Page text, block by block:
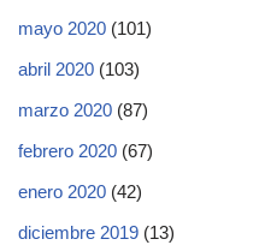
mayo 2020 (101)
abril 2020 (103)
marzo 2020 (87)
febrero 2020 (67)
enero 2020 (42)
diciembre 2019 (13)